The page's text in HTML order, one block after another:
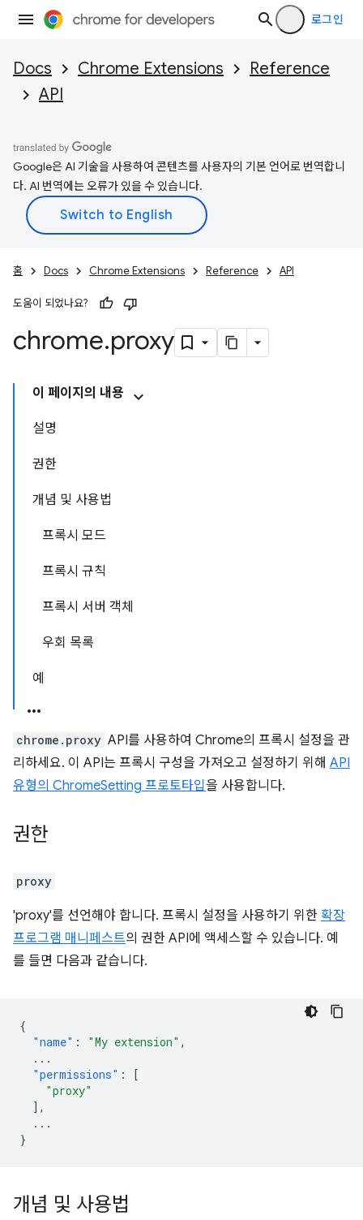
로그인
Docs Chrome Extensions
Reference
API
Google은 AI 기술을 사용하여 콘텐츠를 사용자의 기본 언어로 번역합니
다. AI 번역에는 오류가 있을 수 있습니다.
홈 Docs Chrome Extensions Reference API
도움이 되었나요?
chrome.proxy
이 페이지의 내용
설명
권한
개념 및 사용법
프록시 모드
프록시 규칙
프록시 서버 객체
우회 목록
예
chrome.proxy API를 사용하여 Chrome의 프록시 설정을 관
리하세요. 이 API는 프록시 구성을 가져오고 설정하기 위해 API
유형의 ChromeSetting 프로토타입 을 사용합니다.
권한
proxy
'proxy'를 선언해야 합니다. 프록시 설정을 사용하기 위한 확장
프로그램 매니페스트의 권한 API에 액세스할 수 있습니다. 예
를 들면 다음과 같습니다.
{
"name" : "My extension" ,
...
"permissions" :
[
"proxy"
],
...
}
개념 및 사용법